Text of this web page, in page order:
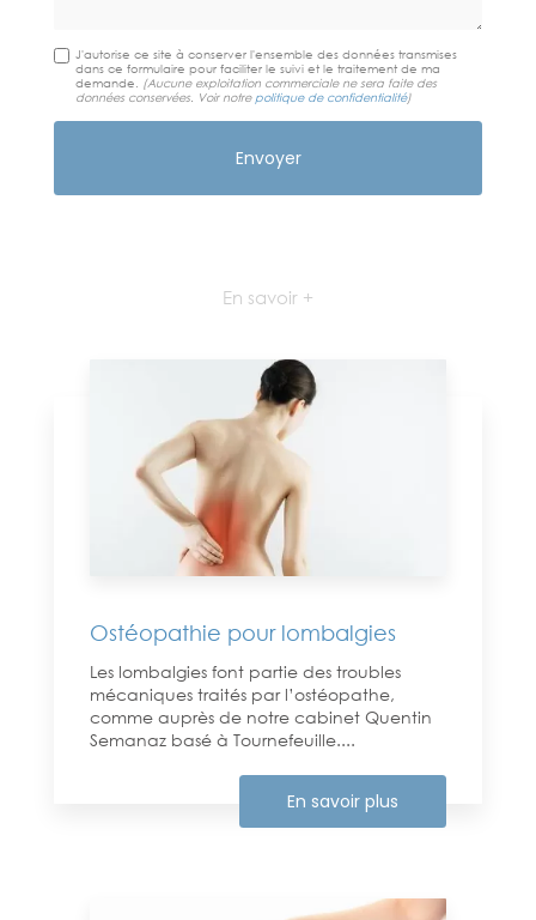
J'autorise ce site à conserver l'ensemble des données transmises
dans ce formulaire pour faciliter le suivi et le traitement de ma
demande. (Aucune exploitation commerciale ne sera faite des
données conservées. Voir notre politique de confidentialité)
En savoir +
Ostéopathie pour lombalgies
Les lombalgies font partie des troubles
mécaniques traités par l’ostéopathe,
comme auprès de notre cabinet Quentin
Semanaz basé à Tournefeuille....
En savoir plus